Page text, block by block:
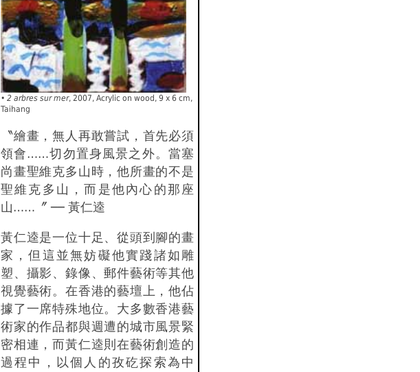
• 2 arbres sur mer, 2007, Acrylic on wood, 9 x 6 cm,
Taihang
〝繪畫，無人再敢嘗試，首先必須
領會……切勿置身風景之外。當塞
尚畫聖維克多山時，他所畫的不是
聖維克多山，而是他內心的那座
山……〞 ── 黃仁逵
黃仁逵是一位十足、從頭到腳的畫
家，但這並無妨礙他實踐諸如雕
塑、攝影、錄像、郵件藝術等其他
視覺藝術。在香港的藝壇上，他佔
據了一席特殊地位。大多數香港藝
術家的作品都與週遭的城市風景緊
密相連，而黃仁逵則在藝術創造的
過程中，以個人的孜矻探索為中